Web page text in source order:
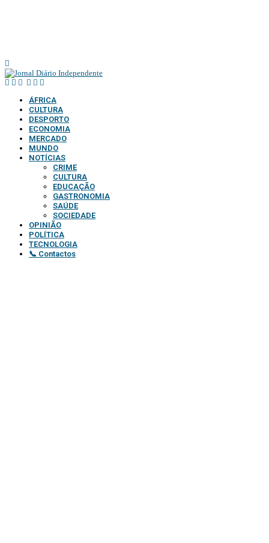
ÁFRICA
CULTURA
DESPORTO
ECONOMIA
MERCADO
MUNDO
NOTÍCIAS
CRIME
CULTURA
EDUCAÇÃO
GASTRONOMIA
SAÚDE
SOCIEDADE
OPINIÃO
POLÍTICA
TECNOLOGIA
📞 Contactos